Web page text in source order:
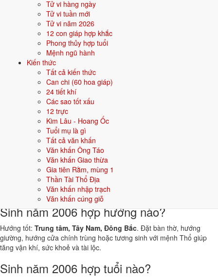
Tử vi hàng ngày
Tử vi tuần mới
Tử vi năm 2026
12 con giáp hợp khắc
Phong thủy hợp tuổi
Mệnh ngũ hành
Kiến thức
Tất cả kiến thức
Can chi (60 hoa giáp)
24 tiết khí
Các sao tốt xấu
12 trực
Kim Lâu - Hoang Ốc
Tuổi mụ là gì
Tất cả văn khấn
Văn khấn Ông Táo
Văn khấn Giao thừa
Gia tiên Rằm, mùng 1
Thần Tài Thổ Địa
Văn khấn nhập trạch
Văn khấn cúng giỗ
Khi đặt tên cho người sinh năm
bộ chữ Hán thuộc hành bản mệnh hoặc hành tương sinh; tránh bộ chữ
thuộc hành tương khắc. Dưới đây là gợi ý cho
👧 Nữ
Gợi ý tên đẹp cho Nam mệnh Thổ:
Đại Phong Hoàng Sơn
Sinh năm 2006 hợp gì - kỵ gì
Người sinh năm2006mệnhThổhợp các yếu tố thuộc bản mệnh và
tương sinh, kỵ các yếu tố tương khắc. Cụ thể trên 5 phương diện:
Sinh năm 2006 hợp màu gì?
Người mệnhThổsinh năm 2006 nên ưu tiên các màu thuộc bản mệnh
và màu tương sinh:Vàng đất, Nâu, Be
nhà, vật phẩm phong thuỷ.
Sinh năm 2006 hợp hướng nào?
Hướng tốt: Trung tâm, Tây Nam, Đông Bắc. Đặt bàn thờ, hướng
giường, hướng cửa chính trùng hoặc tương sinh với mệnh Thổ giúp
tăng vận khí, sức khoẻ và tài lộc.
Sinh năm 2006 hợp tuổi nào?